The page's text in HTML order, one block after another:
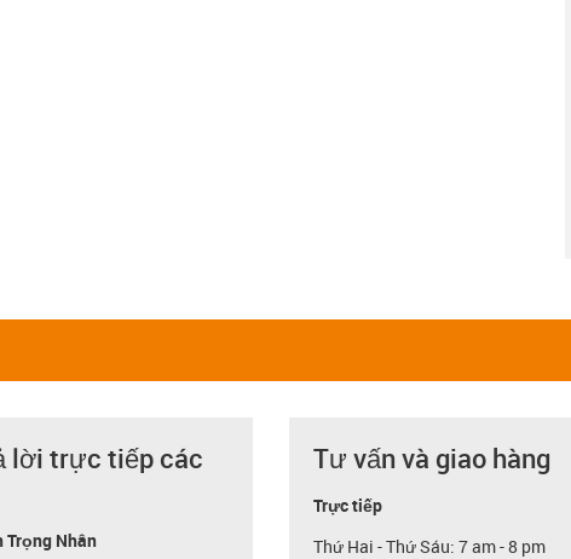
lời trực tiếp các
Trọng Nhân
Tư vấn và giao hàng
Trực tiếp
Thứ Hai - Thứ Sáu: 7 am - 8 pm